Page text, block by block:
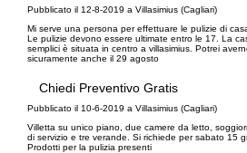
Pubblicato il 12-8-2019 a Villasimius (Cagliari)
Mi serve una persona per effettuare le pulizie di
Le pulizie devono essere ultimate entro le 17. La
semplici è situata in centro a villasimius. Potrei
sicuramente anche il 29 agosto
Chiedi Preventivo Gratis
Pubblicato il 10-6-2019 a Villasimius (Cagliari)
Villetta su unico piano, due camere da letto,
di servizio e tre verande. Si richiede per sabato 15
Prodotti per la pulizia presenti